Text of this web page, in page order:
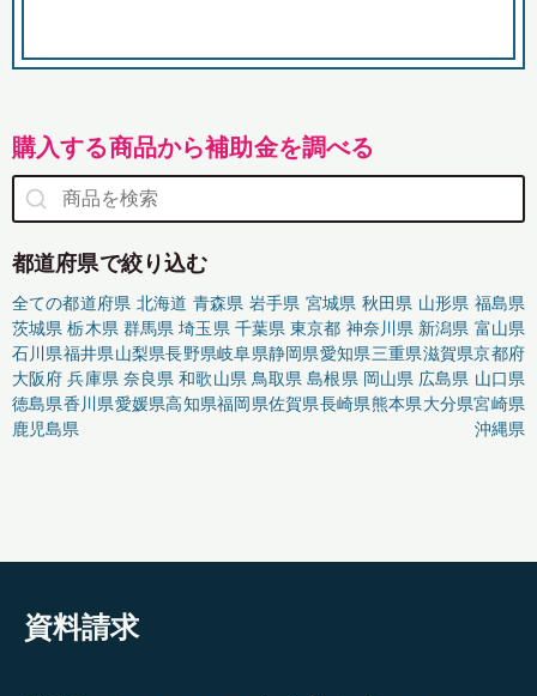
購入する商品から補助金を調べる
都道府県で絞り込む
全ての都道府県 北海道 青森県 岩手県 宮城県 秋田県 山形県 福島県
茨城県 栃木県 群馬県 埼玉県 千葉県 東京都 神奈川県 新潟県 富山県
石川県福井県山梨県長野県岐阜県静岡県愛知県三重県滋賀県京都府
大阪府 兵庫県 奈良県 和歌山県 鳥取県 島根県 岡山県 広島県 山口県
徳島県香川県愛媛県高知県福岡県佐賀県長崎県熊本県大分県宮崎県
鹿児島県
沖縄県
資料請求